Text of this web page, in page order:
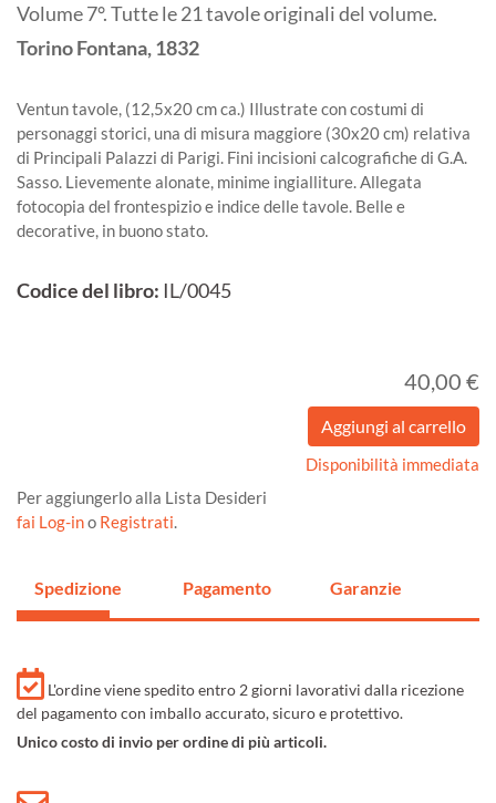
Volume 7°. Tutte le 21 tavole originali del volume.
TorinoFontana,1832
Ventun tavole, (12,5x20 cm ca.) Illustrate con costumi di
personaggi storici, una di misura maggiore (30x20 cm) relativa
di Principali Palazzi di Parigi. Fini incisioni calcografiche di G.A.
Sasso. Lievemente alonate, minime ingialliture. Allegata
fotocopia del frontespizio e indice delle tavole. Belle e
decorative, in buono stato.
Codice del libro: IL/0045
40,00 €
Disponibilità immediata
Per aggiungerlo alla Lista Desideri
fai Log-ino Registrati.
Spedizione Pagamento Garanzie
L'ordine viene spedito entro 2 giorni lavorativi dalla ricezione
del pagamento con imballo accurato, sicuro e protettivo.
Unico costo di invio per ordine di più articoli.